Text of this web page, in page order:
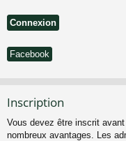
Facebook
Inscription
Vous devez être inscrit
nombreux avantages. Les